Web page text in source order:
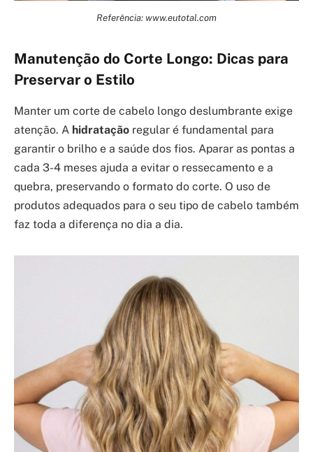
Referência: www.eutotal.com
Manutenção do Corte Longo: Dicas para
Preservar o Estilo
Manter um corte de cabelo longo deslumbrante exige
atenção. A hidratação regular é fundamental para
garantir o brilho e a saúde dos fios. Aparar as pontas a
cada 3-4 meses ajuda a evitar o ressecamento e a
quebra, preservando o formato do corte. O uso de
produtos adequados para o seu tipo de cabelo também
faz toda a diferença no dia a dia.